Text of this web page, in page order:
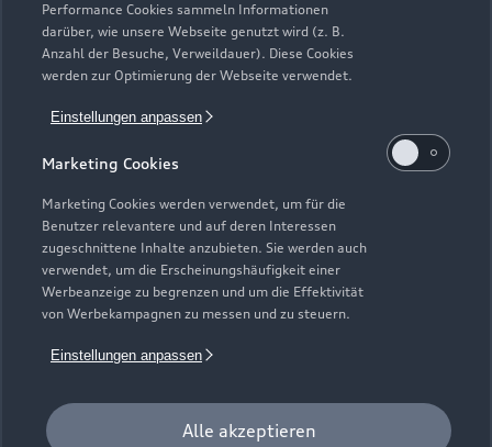
Performance Cookies sammeln Informationen
darüber, wie unsere Webseite genutzt wird (z. B.
Anzahl der Besuche, Verweildauer). Diese Cookies
werden zur Optimierung der Webseite verwendet.
Einstellungen anpassen
Marketing Cookies
Marketing Cookies werden verwendet, um für die
Benutzer relevantere und auf deren Interessen
zugeschnittene Inhalte anzubieten. Sie werden auch
verwendet, um die Erscheinungshäufigkeit einer
Werbeanzeige zu begrenzen und um die Effektivität
von Werbekampagnen zu messen und zu steuern.
Einstellungen anpassen
Alle akzeptieren
werden. Ausgenommen hiervon sind händlereigene
Mietfahrzeuge der Marke Audi, die in der Erstverwendung über
externe Mietwagengesellschaften wie bspw. EURO-Leasing
unter https://www.audi.de/junge-gebrauchtwagen.
Audi Anschlussgarantie bereits enthalten in Audi
Werksdienstwagen und Audi Mietfahrzeugen gemäß
Bedingungen der AUDI AG, Ingolstadt.
Versicherungsleistungen werden durch den Audi
VersicherungsService, Zweigniederlassung der Volkswagen
Versicherungsdienst GmbH, Gifhorner Str. 57, 38112
Braunschweig, vermittelt und von der Volkswagen
als Risikoträger erbracht. Gültig für Privatkunden und
gewerbliche Einzelabnehmer, die einen Pkw (ohne Vermietung)